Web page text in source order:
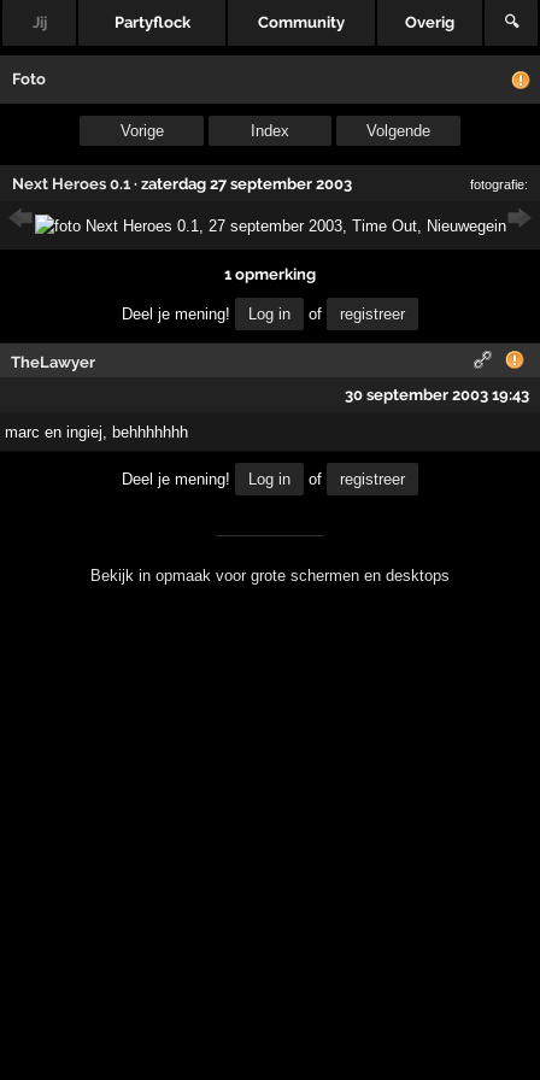
Jij Partyflock Community Overig 🔍
Foto
Vorige Index Volgende
Next Heroes 0.1 ·zaterdag 27 september 2003 fotografie:
1 opmerking
Deel je mening! Log in of registreer
TheLawyer
30 september 2003 19:43
marc en ingiej, behhhhhhh
Deel je mening! Log in of registreer
Bekijk in opmaak voor grote schermen en desktops